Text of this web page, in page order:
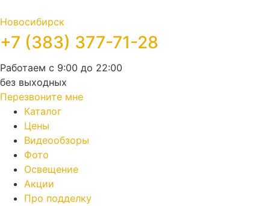
Новосибирск
+7 (383) 377-71-28
Работаем с 9:00 до 22:00
без выходных
Перезвоните мне
Каталог
Цены
Видеообзоры
Фото
Освещение
Акции
Про подделку